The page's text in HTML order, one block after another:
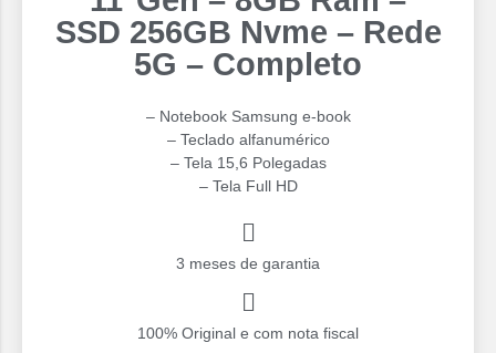
SSD 256GB Nvme – Rede
5G – Completo
– Notebook Samsung e-book
– Teclado alfanumérico
– Tela 15,6 Polegadas
– Tela Full HD
3 meses de garantia
100% Original e com nota fiscal